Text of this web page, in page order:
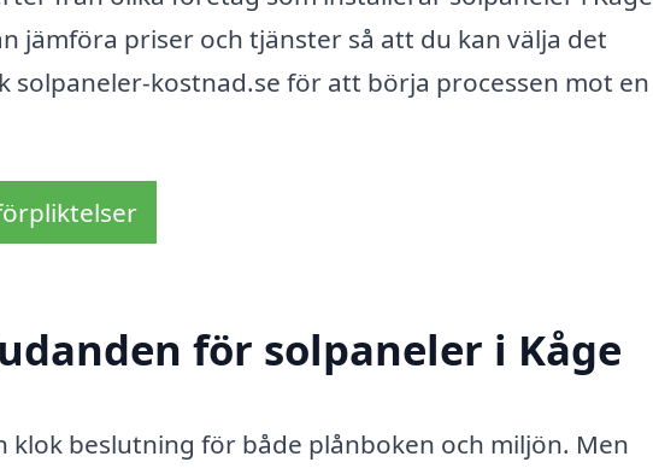
jämföra priser och tjänster så att du kan välja det
solpaneler-kostnad.se för att börja processen mot en
för solpaneler i Kåge
klok beslutning för både plånboken och miljön. Men